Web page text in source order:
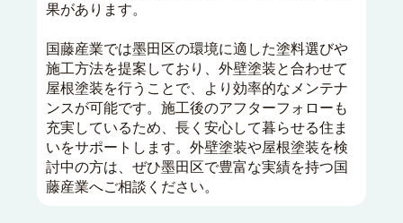
果があります。
国藤産業では墨田区の環境に適した塗料選びや
施工方法を提案しており、外壁塗装と合わせて
屋根塗装を行うことで、より効率的なメンテナ
ンスが可能です。施工後のアフターフォローも
充実しているため、長く安心して暮らせる住ま
いをサポートします。外壁塗装や屋根塗装を検
討中の方は、ぜひ墨田区で豊富な実績を持つ国
藤産業へご相談ください。